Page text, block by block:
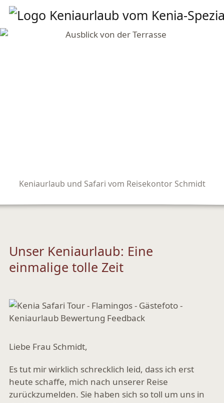
Keniaurlaub und Safari vom Reisekontor Schmidt
Unser Keniaurlaub: Eine
einmalige tolle Zeit
Liebe Frau Schmidt,
Es tut mir wirklich schrecklich leid, dass ich erst
heute schaffe, mich nach unserer Reise
zurückzumelden. Sie haben sich so toll um uns in